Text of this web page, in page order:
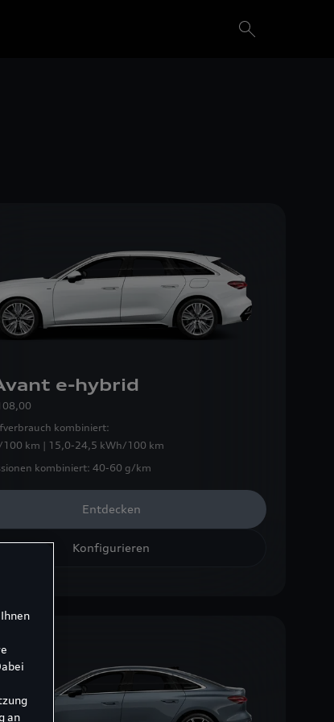
e-hybrid
kombiniert:
km | 15,0-24,5 kWh/100 km
kombiniert: 40-60 g/km
Entdecken
Konfigurieren
an